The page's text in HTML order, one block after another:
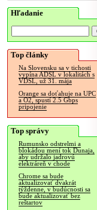
Hľadanie
Top články
Na Slovensku sa v tichosti
vypína ADSL v lokalitách s
VDSL, už 31. mája
Orange sa doťahuje na UPC
a O2, spustí 2.5 Gbps
pripojenie
Top správy
Rumunsko odstrelmi a
blokádou mení tok Dunaja,
aby udržalo jadrovú
elektráreň v chode
Chrome sa bude
aktualizovať dvakrát
týždenne, v budúcnosti sa
bude aktualizovať bez
reštartov